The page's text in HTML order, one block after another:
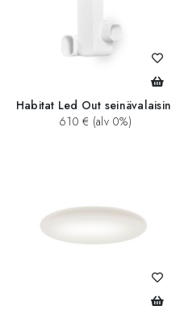
Habitat Led Out seinävalaisin
610 € (alv 0%)